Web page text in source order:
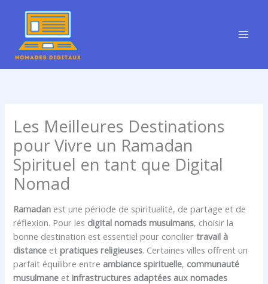
contenu
Les Meilleures Destinations
pour Vivre un Ramadan
Spirituel en tant que Digital
Nomad
Ramadan est une période de spiritualité, de partage et de
réflexion. Pour les digital nomads musulmans, choisir la
bonne destination est essentiel pour conciliertravail à
distance etpratiques religieuses. Certaines villes offrent un
parfait équilibre entre ambiance spirituelle, communauté
musulmane etinfrastructures adaptées aux nomades